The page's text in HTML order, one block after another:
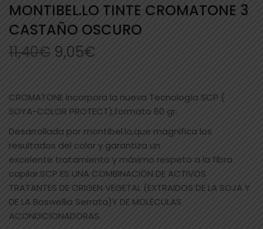
MONTIBEL.LO TINTE CROMATONE 3
CASTAÑO OSCURO
11,40€ 9,05€
CROMATONE incorpora la nueva Tecnología SCP (
SOYA-COLOR PROTECT),formato 60 gr.
Desarrollada por montibel.lo,que magnifica los
resultados del color y garantiza un
excelente tratamiento y máximo respeto a la fibra
capilar.SCP ES UNA COMBINACIÓN DE ACTIVOS
TRATANTES DE ORIGEN VEGETAL (EXTRAIDOS DE LA SOJA Y
DE LA Boswellia Serrata)Y DE MOLÉCULAS
ACONDICIONADORAS.